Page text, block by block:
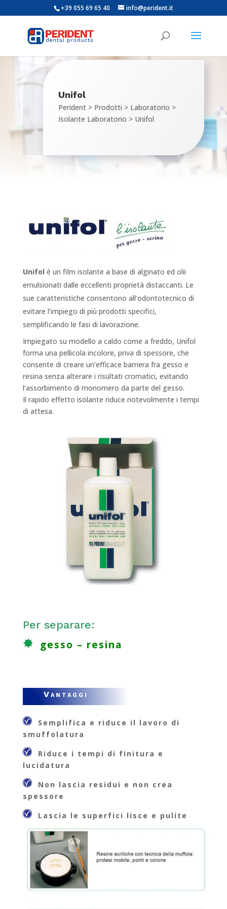
+39 055 69 65 40 info@perident.it
Unifol
Perident> Prodotti > Laboratorio >
Isolante Laboratorio > Unifol
Unifol è un film isolante a base di alginato ed olii
emulsionati dalle eccellenti proprietà distaccanti. Le
sue caratteristiche consentono all’odontotecnico di
evitare l’impiego di più prodotti specifici,
semplificando le fasi di lavorazione.
Impiegato su modello a caldo come a freddo, Unifol
forma una pellicola incolore, priva di spessore, che
consente di creare un’efficace barriera fra gesso e
resina senza alterare i risultati cromatici, evitando
l’assorbimento di monomero da parte del gesso.
Il rapido effetto isolante riduce notevolmente i tempi
di attesa.
Per separare:
gesso – resina
Vantaggi
Semplifica e riduce il lavoro di
smuffolatura
Riduce i tempi di finitura e
lucidatura
Non lascia residui e non crea
spessore
Lascia le superfici lisce e pulite